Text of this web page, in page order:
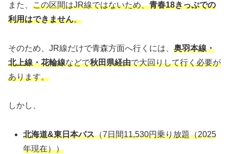
また、 この区間はJR線ではないため、青春18きっぷでの
利用はできません。
そのため、JR線だけで青森方面へ行くには、 奥羽本線・
北上線・花輪線などで秋田県経由で大回りして行く必要が
あります。
しかし、
北海道&東日本パス（7日間11,530円乗り放題（2025
年現在））